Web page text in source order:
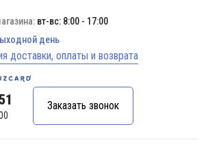
вт-вс: 8:00 - 17:00
день
доставки, оплаты и возврата
Заказать звонок